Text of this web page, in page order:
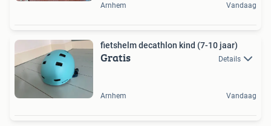
Arnhem Vandaag
fietshelm decathlon kind (7-10 jaar)
Gratis Details
Arnhem Vandaag